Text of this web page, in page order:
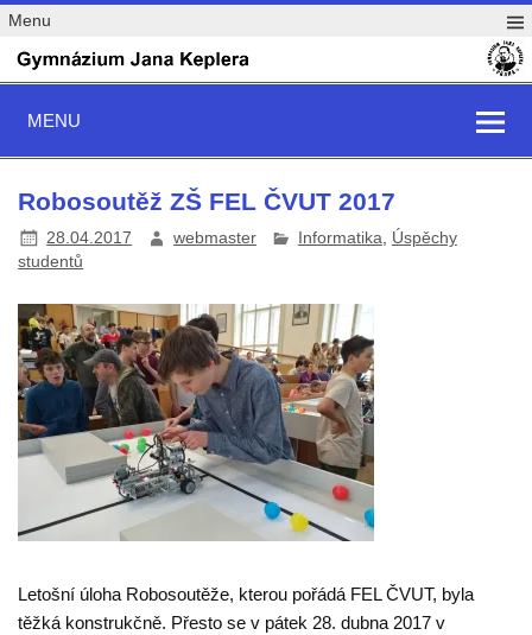
Menu
MENU
Robosoutěž ZŠ FEL ČVUT 2017
28.04.2017 webmaster Informatika
Úspěchy
studentů
Letošní úloha Robosoutěže, kterou pořádá FEL ČVUT, byla
těžká konstrukčně. Přesto se v pátek 28. dubna 2017 v